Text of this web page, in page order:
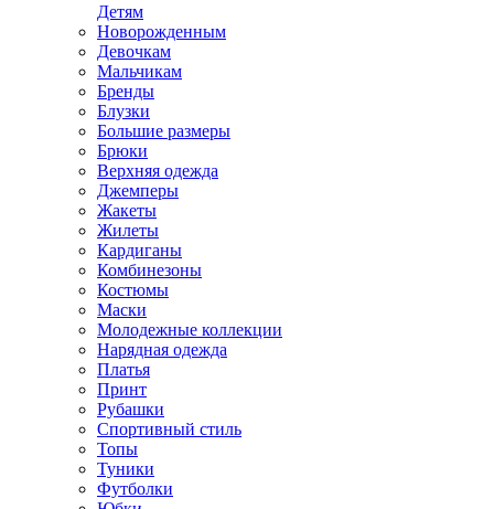
Детям
Новорожденным
Девочкам
Мальчикам
Бренды
Блузки
Большие размеры
Брюки
Верхняя одежда
Джемперы
Жакеты
Жилеты
Кардиганы
Комбинезоны
Костюмы
Маски
Молодежные коллекции
Нарядная одежда
Платья
Принт
Рубашки
Спортивный стиль
Топы
Туники
Футболки